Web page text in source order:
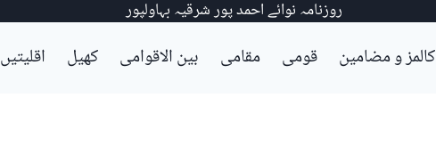
روزنامہ نوائے احمد پور شرقیہ بہاولپور
کالمز و مضامین قومی مقامی بین الاقوامی کھیل اقلیتیں